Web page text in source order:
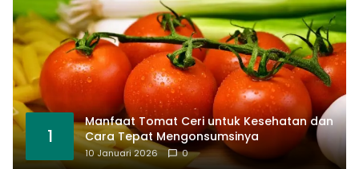
1
Manfaat Tomat Ceri untuk Kesehatan dan
Cara Tepat Mengonsumsinya
10 Januari 2026 0